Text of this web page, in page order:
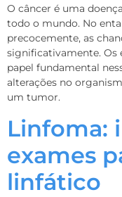
O câncer é uma
todo o mundo. No
precocemente, as
significativamente. Os
papel fundamental
alterações no
um tumor.
Linfoma:
exames
linfático